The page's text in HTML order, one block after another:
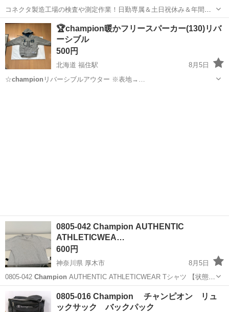
コネクタ製造工場の検査や測定作業！日勤専属＆土日祝休み＆年間休
日128日★クリーンルーム内作業★マイカー通勤OK＆無料駐車場あり
★就業先食堂利用可！日払い制度あり！《茨城県常陸大宮市》 人気の
工場のお仕事 ◇コネクタ製造工...
茨城 常陸大宮市 その他
🏆champion暖かフリースパーカー(130)リバ
ーシブル
500円
北海道 福住駅
8月5日
☆champion リバーシブルアウター ※表地→…
0805-042 Champion AUTHENTIC
ATHLETICWEA…
600円
神奈川県 厚木市
8月5日
0805-042 Champion AUTHENTIC ATHLETICWEAR Tシャツ 【状態】
・使用に伴う多少のスレ、キズ、落としきれない汚れなどございます
・詳細は現地でご確認ください ・お値引きは...
0805-016 Champion チャンピオン リュ
ックサック バックパック